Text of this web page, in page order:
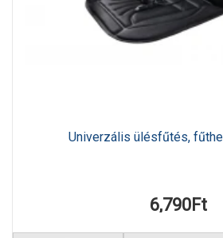
Univerzális ülésfűtés,
6,790Ft